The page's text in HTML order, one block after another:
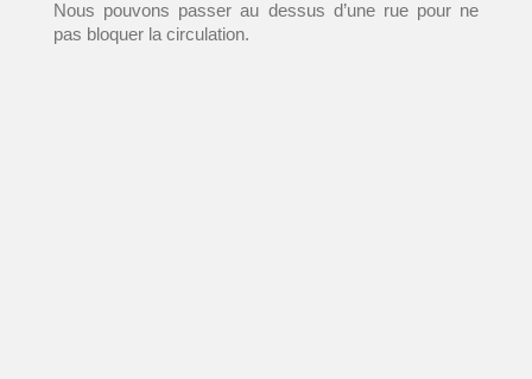
Nous pouvons passer au dessus d’une rue pour ne
pas bloquer la circulation.